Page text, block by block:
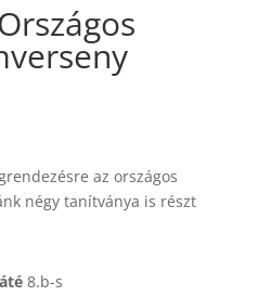
az országos
négy tanítványa is részt
8.b-s